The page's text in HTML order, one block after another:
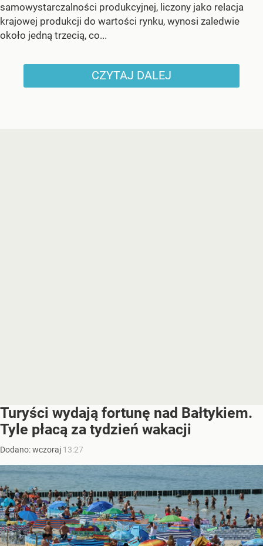
samowystarczalności produkcyjnej, liczony jako relacja
krajowej produkcji do wartości rynku, wynosi zaledwie
około jedną trzecią, co...
CZYTAJ DALEJ
Turyści wydają fortunę nad Bałtykiem.
Tyle płacą za tydzień wakacji
Dodano:wczoraj 13:27